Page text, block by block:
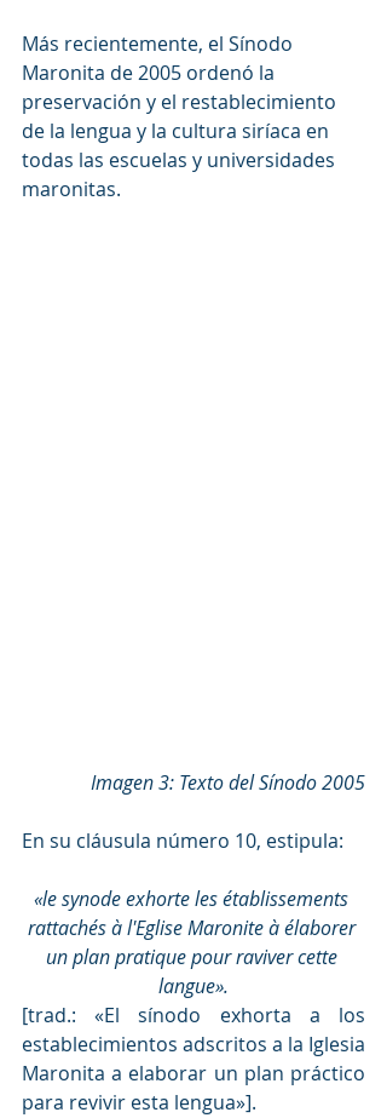
Más recientemente, el Sínodo
Maronita de 2005 ordenó la
preservación y el restablecimiento
de la lengua y la cultura siríaca en
todas las escuelas y universidades
maronitas.
Imagen 3: Texto del Sínodo 2005
En su cláusula número 10, estipula:
«le synode exhorte les établissements
rattachés à l'Eglise Maronite à élaborer
un plan pratique pour raviver cette
langue».
[trad.: «El sínodo exhorta a los
establecimientos adscritos a la Iglesia
Maronita a elaborar un plan práctico
para revivir esta lengua»].